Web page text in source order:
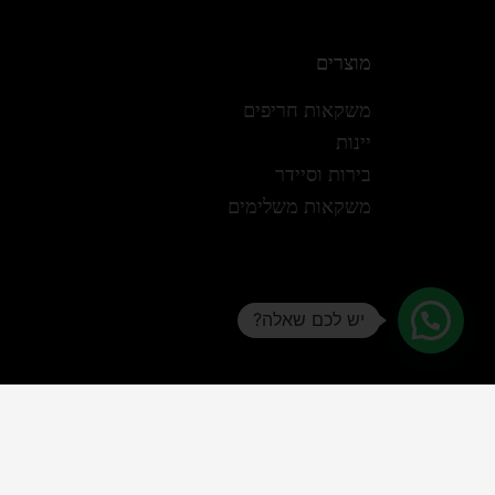
מוצרים
משקאות חריפים
יינות
בירות וסיידר
משקאות משלימים
יש לכם שאלה?